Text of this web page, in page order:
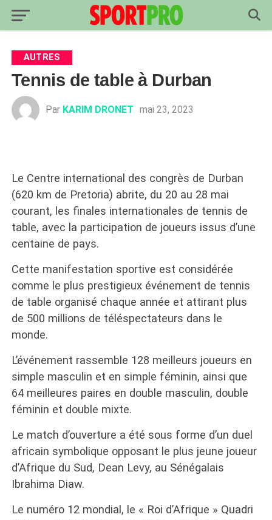
AUTRES
Tennis de table à Durban
Par KARIM DRONET mai 23, 2023
Le Centre international des congrès de Durban
(620 km de Pretoria) abrite, du 20 au 28 mai
courant, les finales internationales de tennis de
table, avec la participation de joueurs issus d’une
centaine de pays.
Cette manifestation sportive est considérée
comme le plus prestigieux événement de tennis
de table organisé chaque année et attirant plus
de 500 millions de téléspectateurs dans le
monde.
L’événement rassemble 128 meilleurs joueurs en
simple masculin et en simple féminin, ainsi que
64 meilleures paires en double masculin, double
féminin et double mixte.
Le match d’ouverture a été sous forme d’un duel
africain symbolique opposant le plus jeune joueur
d’Afrique du Sud, Dean Levy, au Sénégalais
Ibrahima Diaw.
Le numéro 12 mondial, le « Roi d’Afrique » Quadri